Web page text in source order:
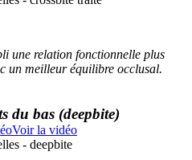
une relation fonctionnelle plus
un meilleur équilibre occlusal.
du bas (deepbite)
Voir la vidéo